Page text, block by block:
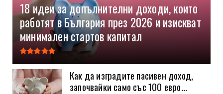
18 идеи за допълнителни доходи, които
работят в България през 2026 и изискват
минимален стартов капитал
Как да изградите пасивен доход,
започвайки само със 100 евро...